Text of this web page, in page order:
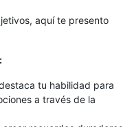
aquí te presento
tu habilidad para
a través de la